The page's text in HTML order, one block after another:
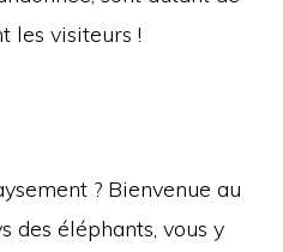
les visiteurs !
? Bienvenue au
des éléphants, vous y